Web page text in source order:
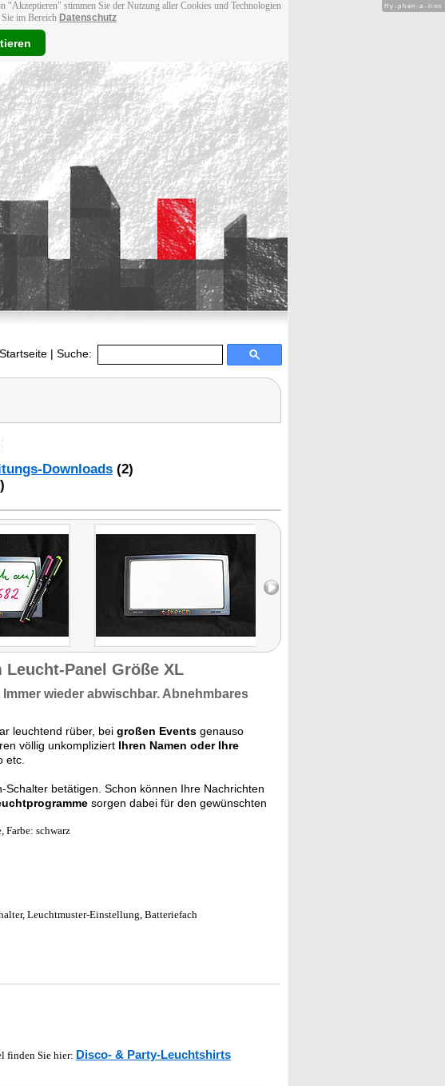
"Akzeptieren" stimmen Sie der Nutzung aller Cookies und Technologien
im Bereich Datenschutz
Startseite | Suche:
Downloads (2)
Panel Größe XL
Immer wieder abwischbar. Abnehmbares
leuchtend rüber, bei großen Events genauso
völlig unkompliziert Ihren Namen oder Ihre
etc.
Schalter betätigen. Schon können Ihre Nachrichten
sorgen dabei für den gewünschten
Farbe: schwarz
Leuchtmuster-Einstellung, Batteriefach
finden Sie hier: Disco- & Party-Leuchtshirts
Hy-phen-a-tion